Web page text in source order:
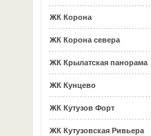
ЖК Корона
ЖК Корона севера
ЖК Крылатская панорама
ЖК Кунцево
ЖК Кутузов Форт
ЖК Кутузовская Ривьера